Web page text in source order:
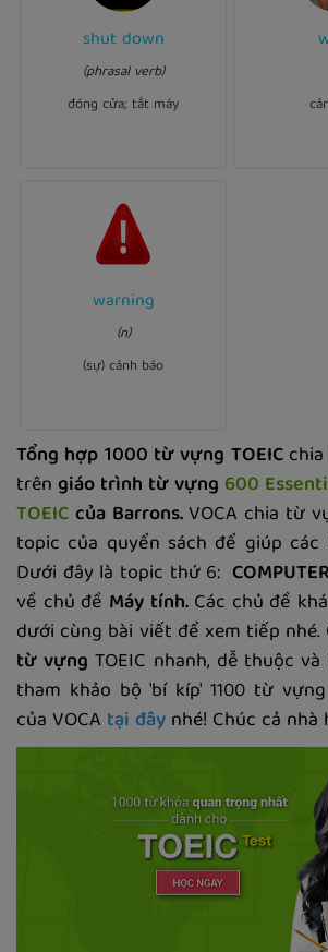
shut down
(phrasal verb)
đóng cửa; tắt máy
Ví dụ:
Shut down
your computer
if you don't use it.
'Beware of
warning
(n)
(sự) cảnh báo
Ví dụ:
The screen suddenly
displayed a virus
when I opened the file.
Tổng hợp 1000 từ vựng TOEIC
trêngiáo trình từ vựng 600
TOEICcủa Barrons.VOCA chia từ
topic của quyển sách để giúp
Dưới đây là topic thứ 6:
về chủ đề Máy tính.Các chủ đề
dưới cùng bài viết để xem tiếp nhé.
từ vựngTOEIC nhanh, dễ thuộc
tham khảo bộ 'bí kíp' 1100 từ
của VOCA tại đâynhé! Chúc cả